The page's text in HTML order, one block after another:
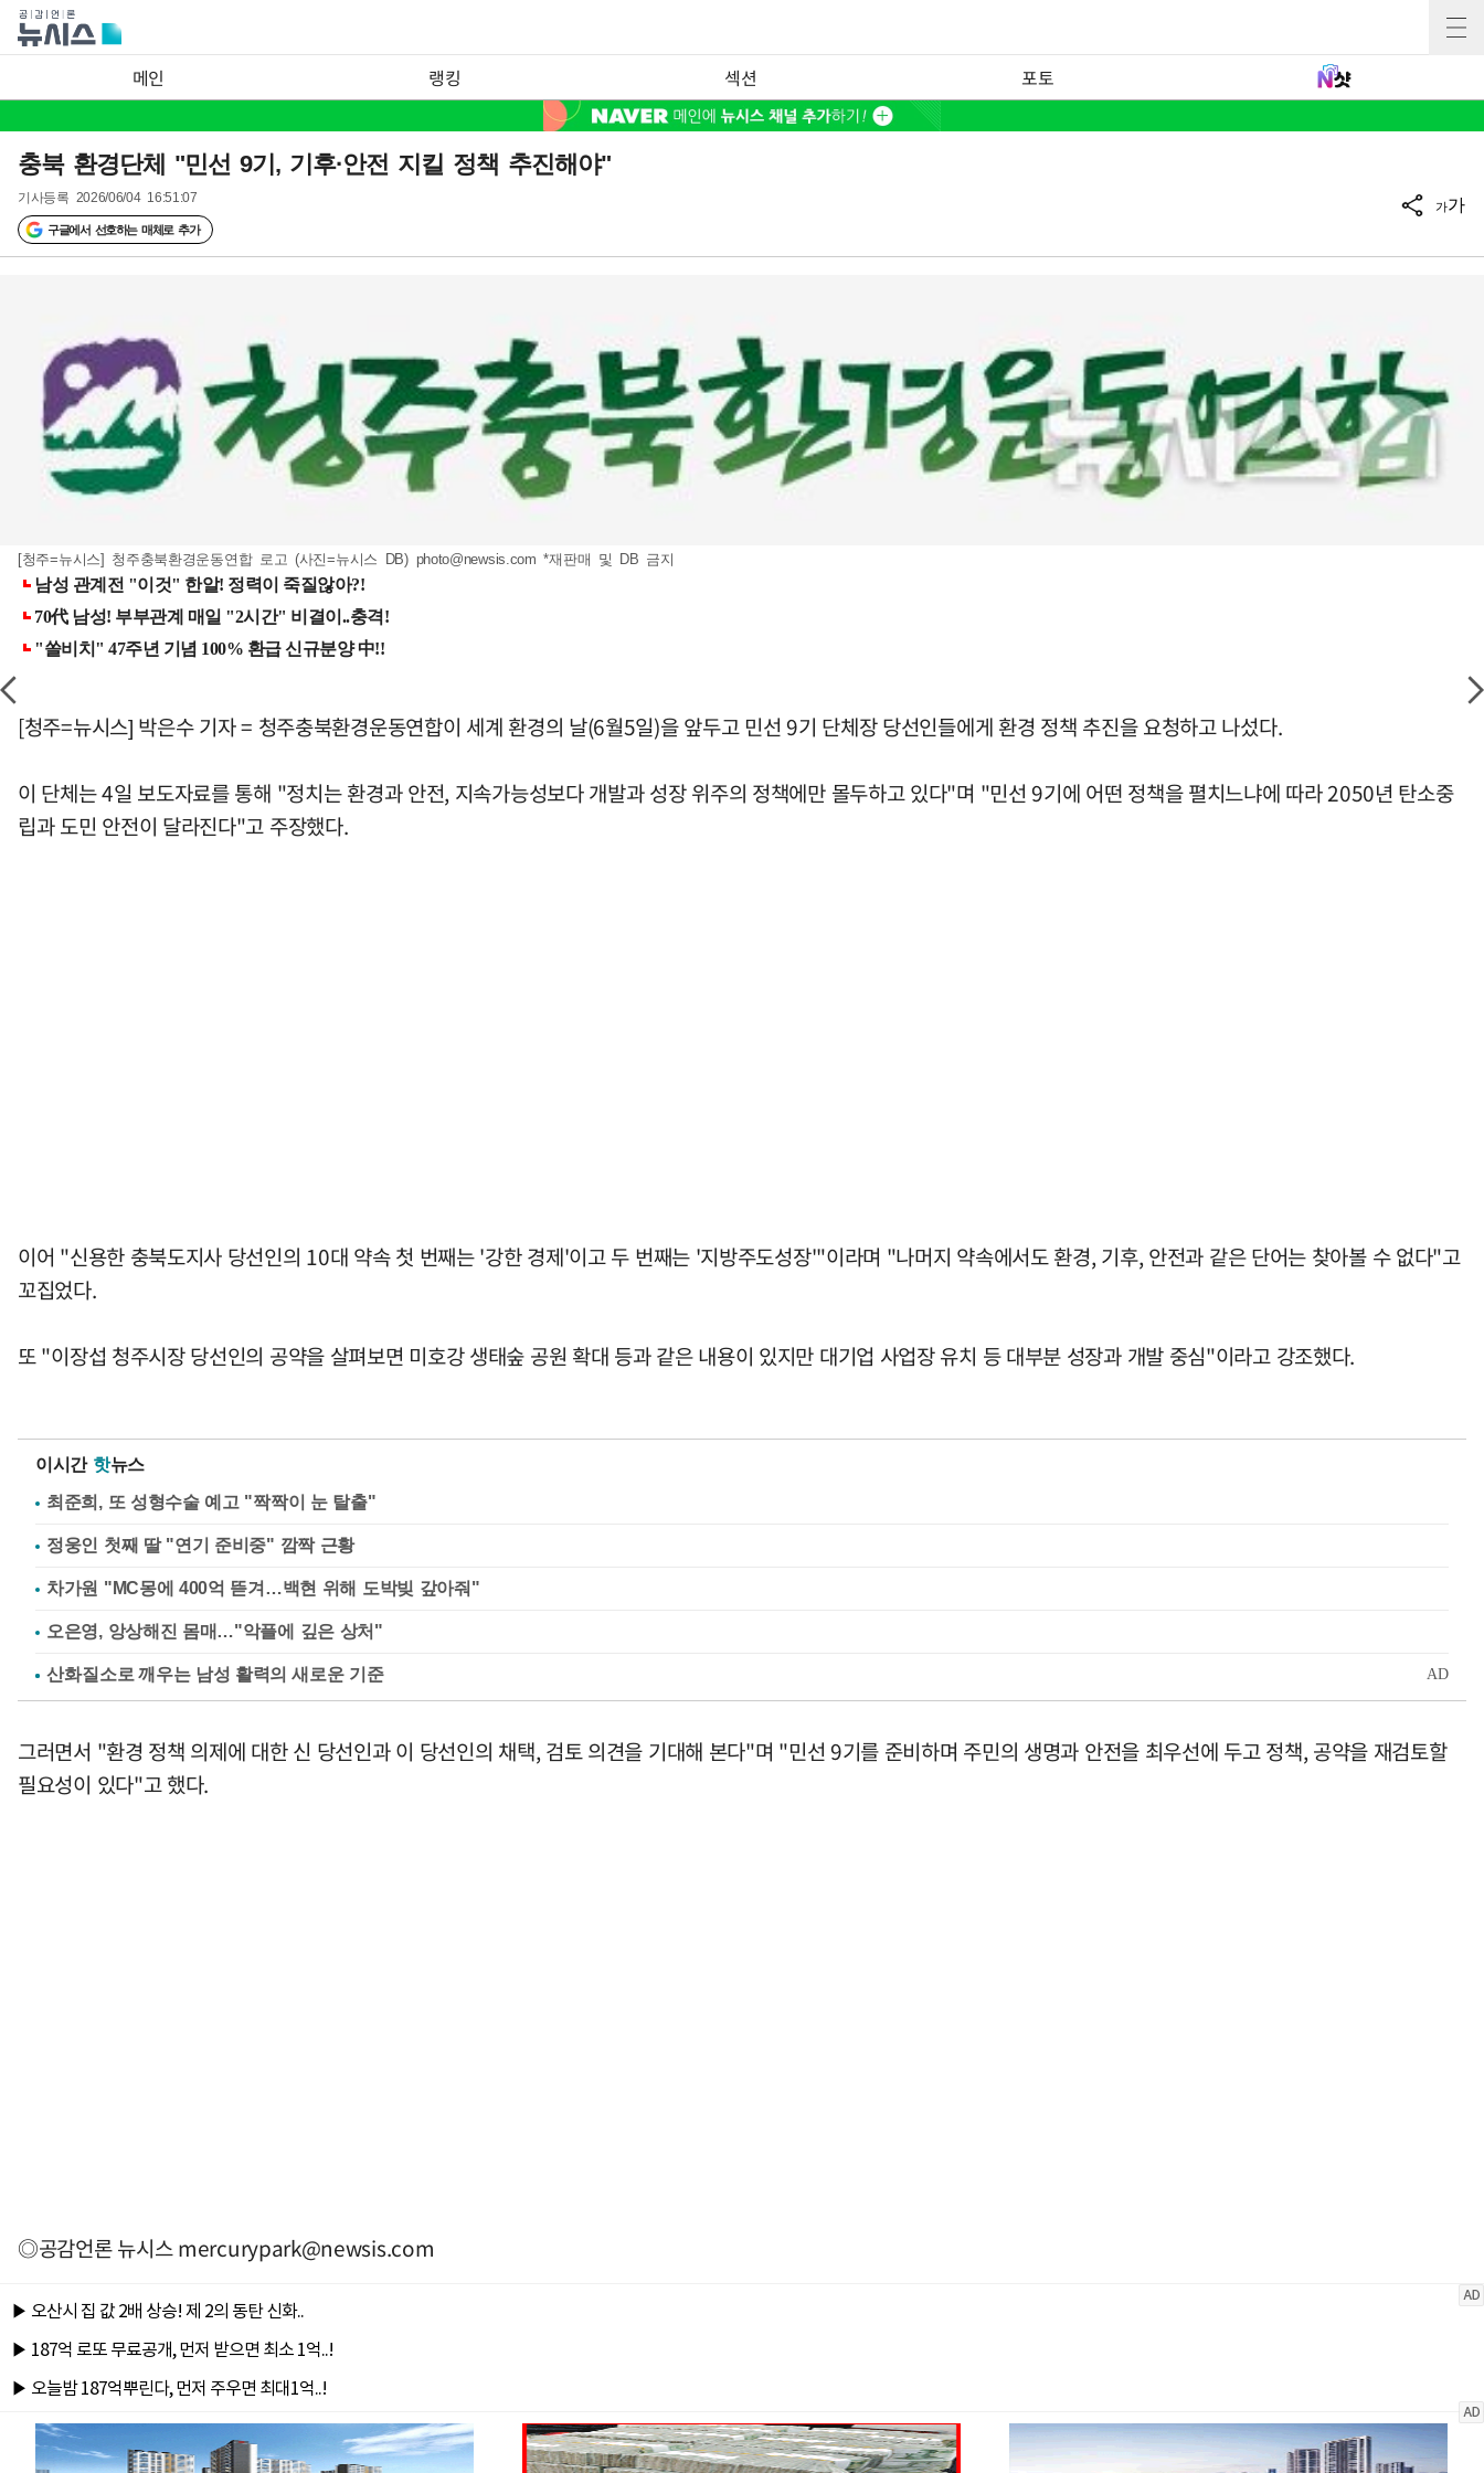
메인 랭킹 섹션 포토
충북 환경단체 "민선 9기, 기후·안전 지킬 정책 추진해야"
기사등록 2026/06/04 16:51:07
구글에서 선호하는 매체로 추가
가가
[청주=뉴시스] 청주충북환경운동연합 로고 (사진=뉴시스 DB) photo@newsis.com *재판매 및 DB 금지
[청주=뉴시스] 박은수 기자 = 청주충북환경운동연합이 세계 환경의 날(6월5일)을 앞두고 민선 9기 단체장 당선인들에게 환경 정책 추진을 요청하고 나섰다.
이 단체는 4일 보도자료를 통해 "정치는 환경과 안전, 지속가능성보다 개발과 성장 위주의 정책에만 몰두하고 있다"며 "민선 9기에 어떤 정책을 펼치느냐에 따라 2050년 탄소중
립과 도민 안전이 달라진다"고 주장했다.
이어 "신용한 충북도지사 당선인의 10대 약속 첫 번째는 '강한 경제'이고 두 번째는 '지방주도성장'"이라며 "나머지 약속에서도 환경, 기후, 안전과 같은 단어는 찾아볼 수 없다"고
꼬집었다.
또 "이장섭 청주시장 당선인의 공약을 살펴보면 미호강 생태숲 공원 확대 등과 같은 내용이 있지만 대기업 사업장 유치 등 대부분 성장과 개발 중심"이라고 강조했다.
이시간 핫뉴스
최준희, 또 성형수술 예고 "짝짝이 눈 탈출"
정웅인 첫째 딸 "연기 준비중" 깜짝 근황
차가원 "MC몽에 400억 뜯겨…백현 위해 도박빚 갚아줘"
오은영, 앙상해진 몸매…"악플에 깊은 상처"
그러면서 "환경 정책 의제에 대한 신 당선인과 이 당선인의 채택, 검토 의견을 기대해 본다"며 "민선 9기를 준비하며 주민의 생명과 안전을 최우선에 두고 정책, 공약을 재검토할
필요성이 있다"고 했다.
◎공감언론 뉴시스mercurypark@newsis.com